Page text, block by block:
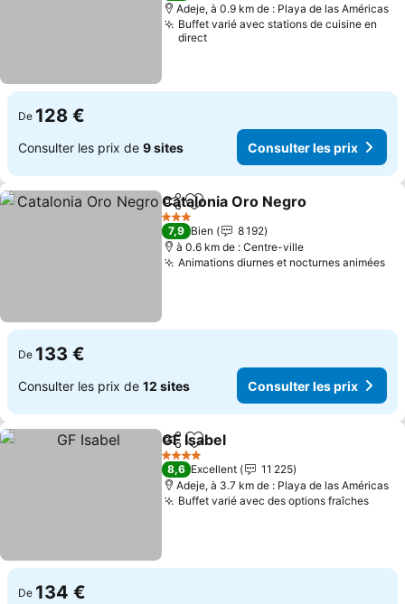
Adeje, à 0.9 km de : Playa de las Américas
Buffet varié avec stations de cuisine en
direct
De 128 €
Consulter les prix de 9 sites Consulter les prix
PartagerAjouter à mes favoris
Catalonia Oro Negro
3 Étoiles
7,9 Bien
8 192
à 0.6 km de : Centre-ville
Animations diurnes et nocturnes animées
De 133 €
Consulter les prix de 12 sites Consulter les prix
PartagerAjouter à mes favoris
GF Isabel
4 Étoiles
8,6 Excellent
11 225
Adeje, à 3.7 km de : Playa de las Américas
Buffet varié avec des options fraîches
De 134 €